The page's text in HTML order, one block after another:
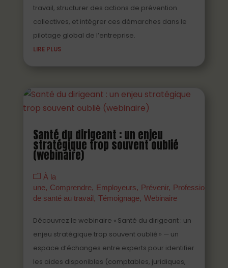
travail, structurer des actions de prévention
collectives, et intégrer ces démarches dans le
pilotage global de l’entreprise.
LIRE PLUS
Santé du dirigeant : un enjeu
stratégique trop souvent oublié
(webinaire)
À la
une
Comprendre Employeurs Prévenir
Professionnels
de santé au travail Témoignage Webinaire
Découvrez le webinaire « Santé du dirigeant : un
enjeu stratégique trop souvent oublié » — un
espace d’échanges entre experts pour identifier
les aides disponibles (comptables, juridiques,